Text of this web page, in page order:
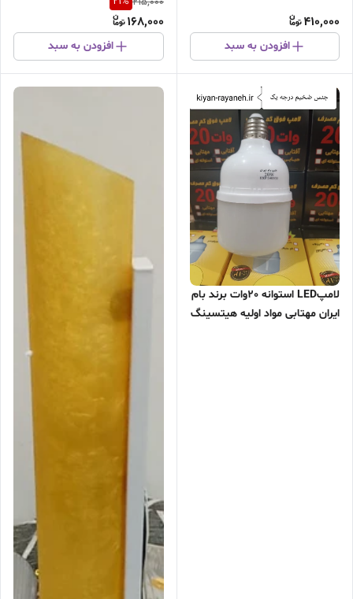
مواد خطرناک جیوه وسرب/
410,000
افزودن به سبد
168,000
افزودن به سبد
لامپLED استوانه 20وات برند بام
ایران مهتابی مواد اولیه هیتسینگ